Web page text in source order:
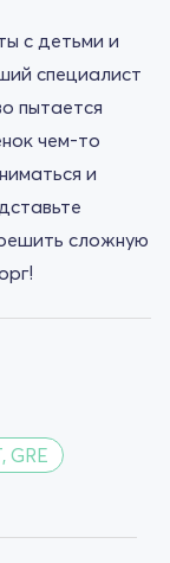
с детьми и
специалист
пытается
чем-то
и
сложную
GRE